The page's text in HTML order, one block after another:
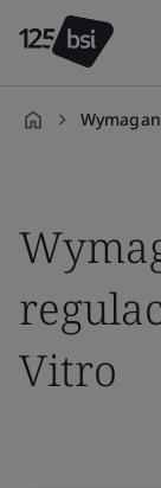
Vitro